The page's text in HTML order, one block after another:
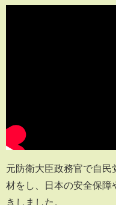
元防衛大臣政務官で自民
材をし、日本の安全保障
きしました。